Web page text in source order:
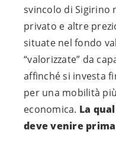
svincolo di Sigirino
privato e altre
situate nel fondo
“valorizzate” da
affinché si investa
per una mobilità
economica. La
deve venire